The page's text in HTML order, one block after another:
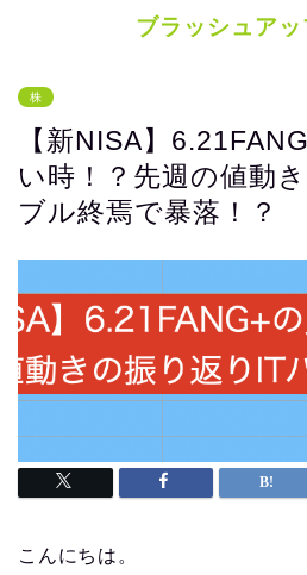
ブラッシュア
株
【新NISA】
い時！？先週の値動
ブル終焉で暴落！？
こんにちは。